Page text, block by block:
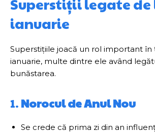
Superstiții legate de
ianuarie
Superstițiile joacă un rol important în
ianuarie, multe dintre ele având
bunăstarea.
1. Norocul de Anul Nou
Se crede că prima zi din an